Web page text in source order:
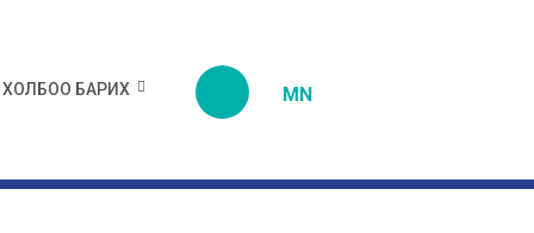
ХОЛБОО БАРИХ MN